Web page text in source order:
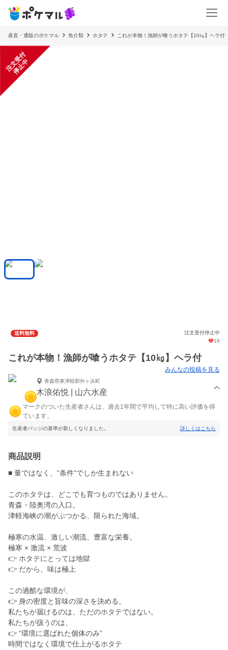
産直・通販のポケマル 魚介類 ホタテ これが本物！漁師が喰うホタテ【10㎏】ヘラ付
注
文
受
付
停
止
中
送料無料
注文受付停止中
16
これが本物！漁師が喰うホタテ【10㎏】ヘラ付
みんなの投稿を見る
青森県東津軽郡外ヶ浜町
木浪佑悦 | 山六水産
マークのついた生産者さんは、過去1年間で平均して特に高い評価を得
ています。
生産者バッジの基準が新しくなりました。 詳しくはこちら
商品説明
■ 量ではなく、“条件”でしか生まれない
このホタテは、どこでも育つものではありません。
青森・陸奥湾の入口。
津軽海峡の潮がぶつかる、限られた海域。
極寒の水温、激しい潮流、豊富な栄養。
極寒 × 激流 × 荒波
👉 ホタテにとっては地獄
👉 だから、味は極上
この過酷な環境が、
👉 身の密度と旨味の深さを決める。
私たちが届けるのは、ただのホタテではない。
私たちが扱うのは、
👉 “環境に選ばれた個体のみ”
時間ではなく環境で仕上がるホタテ